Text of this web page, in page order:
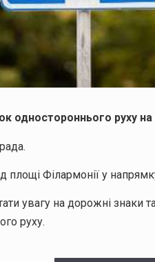
одностороннього руху
площі Філармонії у
увагу на дорожні знаки
руху.